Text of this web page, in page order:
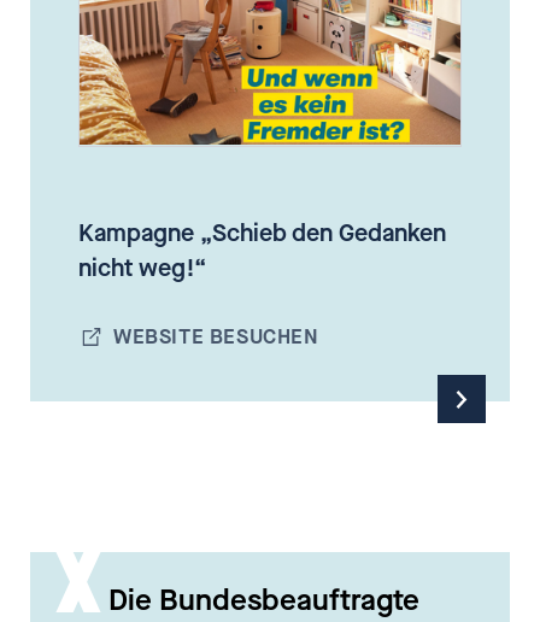
Kampagne „Schieb den Gedanken
nicht weg!“
WEBSITE BESUCHEN
Die Bundesbeauftragte